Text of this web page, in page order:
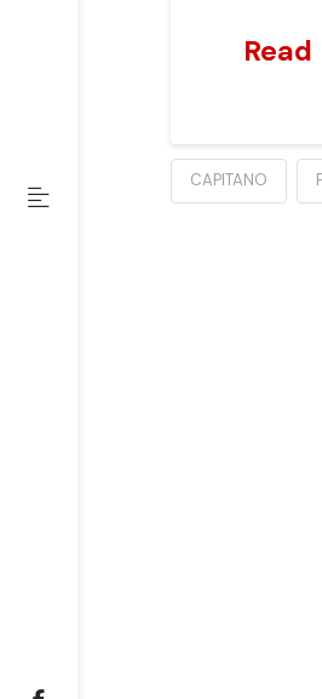
CAPITANO